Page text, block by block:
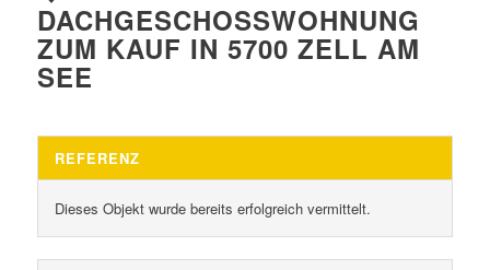
DACHGESCHOSSWOHNUNG
ZUM KAUF IN 5700 ZELL AM
SEE
REFERENZ
Dieses Objekt wurde bereits erfolgreich vermittelt.